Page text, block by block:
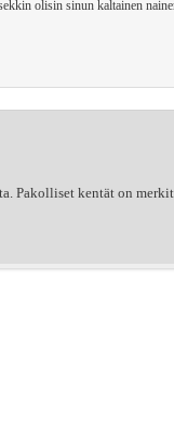
olisin sinun kaltainen
Pakolliset kentät on